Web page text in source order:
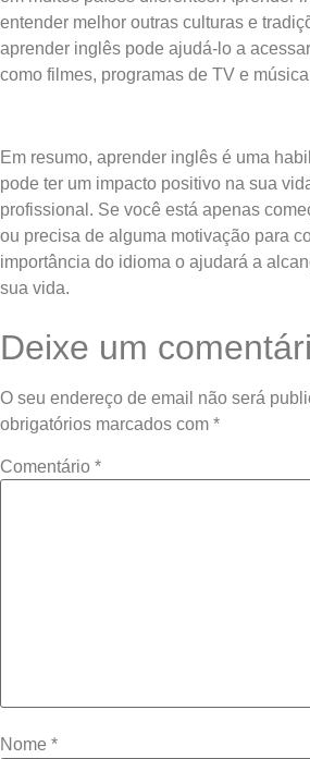
entender melhor outras culturas e
aprender inglês pode ajudá-lo a
como filmes, programas de TV e
Em resumo, aprender inglês é uma
pode ter um impacto positivo na sua
profissional. Se você está apenas
ou precisa de alguma motivação para
importância do idioma o ajudará a
sua vida.
Deixe um
O seu endereço de email não será
obrigatórios marcados com *
Comentário *
Nome *